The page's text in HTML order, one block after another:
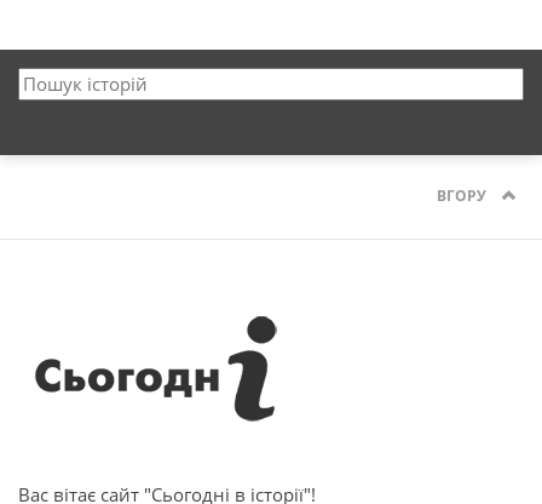
ВГОРУ
Вас вітає сайт "Сьогодні в історії"!